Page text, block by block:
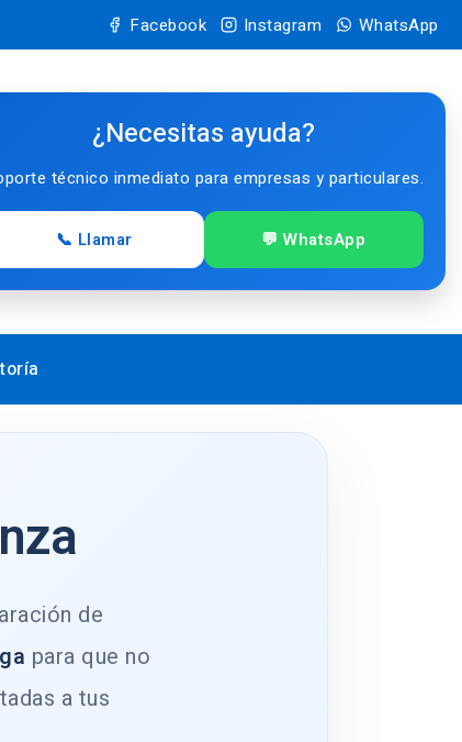
Facebook Instagram WhatsApp
¿Necesitas ayuda?
técnico inmediato para empresas y particulares.
📞 Llamar 💬 WhatsApp
de
para que no
a tus